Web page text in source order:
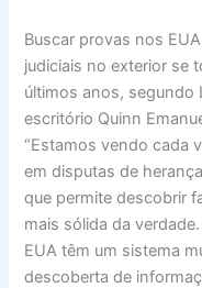
Buscar provas nos
judiciais no exterior se
últimos anos, segundo
escritório Quinn
“Estamos vendo cada
em disputas de
que permite descobrir
mais sólida da
EUA têm um sistema
descoberta de